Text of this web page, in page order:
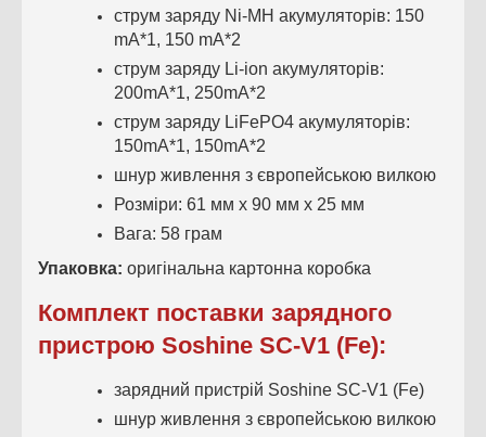
струм заряду Ni-MH акумуляторів: 150
mA*1, 150 mA*2
струм заряду Li-ion акумуляторів:
200mA*1, 250mA*2
струм заряду LiFePO4 акумуляторів:
150mA*1, 150mA*2
шнур живлення з європейською вилкою
Розміри: 61 мм х 90 мм х 25 мм
Вага: 58 грам
Упаковка: оригінальна картонна коробка
Комплект поставки зарядного
пристрою Soshine SC-V1 (Fe):
зарядний пристрій Soshine SC-V1 (Fe)
шнур живлення з європейською вилкою